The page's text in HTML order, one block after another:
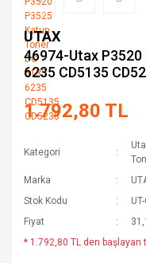
UTAX
46974-Utax
6235 CD5135
1.792,80 TL
Kategori
Marka
Stok Kodu
Fiyat
* 1.792,80 TL den başlayan